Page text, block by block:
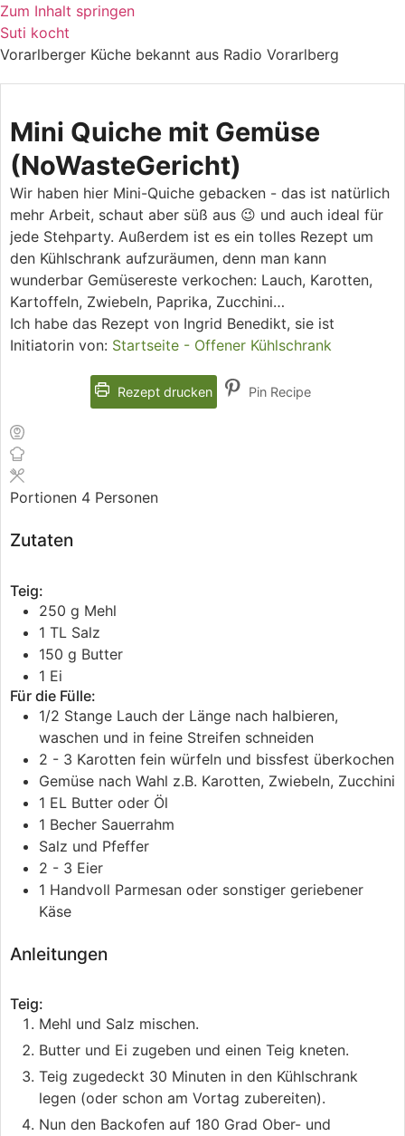
Zum Inhalt springen
Suti kocht
Vorarlberger Küche bekannt aus Radio Vorarlberg
Mini Quiche mit Gemüse
(NoWasteGericht)
Wir haben hier Mini-Quiche gebacken - das ist natürlich
mehr Arbeit, schaut aber süß aus 😉 und auch ideal für
jede Stehparty. Außerdem ist es ein tolles Rezept um
den Kühlschrank aufzuräumen, denn man kann
wunderbar Gemüsereste verkochen: Lauch, Karotten,
Kartoffeln, Zwiebeln, Paprika, Zucchini…
Ich habe das Rezept von Ingrid Benedikt, sie ist
Initiatorin von: Startseite - Offener Kühlschrank
Rezept drucken Pin Recipe
Portionen 4 Personen
Zutaten
Teig:
250 g Mehl
1 TL Salz
150 g Butter
1 Ei
Für die Fülle:
1/2 Stange Lauch der Länge nach halbieren,
waschen und in feine Streifen schneiden
2 - 3 Karotten fein würfeln und bissfest überkochen
Gemüse nach Wahl z.B. Karotten, Zwiebeln, Zucchini
1 EL Butter oder Öl
1 Becher Sauerrahm
Salz und Pfeffer
2 - 3 Eier
1 Handvoll Parmesan oder sonstiger geriebener
Käse
Anleitungen
Teig:
Mehl und Salz mischen.
Butter und Ei zugeben und einen Teig kneten.
Teig zugedeckt 30 Minuten in den Kühlschrank
legen (oder schon am Vortag zubereiten).
Nun den Backofen auf 180 Grad Ober- und